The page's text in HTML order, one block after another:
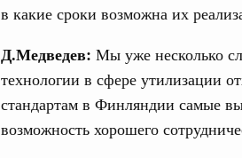
в какие сроки возможна их
Д.Медведев: Мы уже несколько
технологии в сфере утилизации
стандартам в Финляндии самые
возможность хорошего